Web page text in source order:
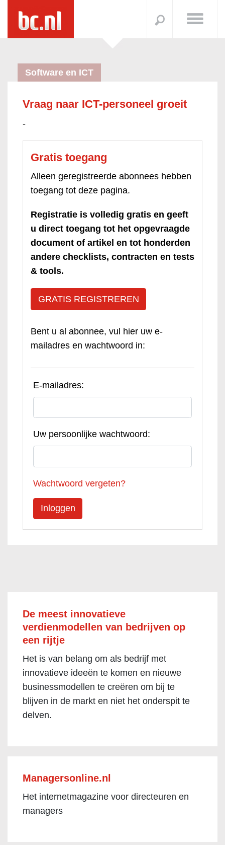
Software en ICT
Vraag naar ICT-personeel groeit
-
Gratis toegang
Alleen geregistreerde abonnees hebben
toegang tot deze pagina.
Registratie is volledig gratis en geeft
u direct toegang tot het opgevraagde
document of artikel en tot honderden
andere checklists, contracten en tests
& tools.
GRATIS REGISTREREN
Bent u al abonnee, vul hier uw e-
mailadres en wachtwoord in:
E-mailadres:
Uw persoonlijke wachtwoord:
Wachtwoord vergeten?
De meest innovatieve
verdienmodellen van bedrijven op
een rijtje
Het is van belang om als bedrijf met
innovatieve ideeën te komen en nieuwe
businessmodellen te creëren om bij te
blijven in de markt en niet het onderspit te
delven.
Managersonline.nl
Het internetmagazine voor directeuren en
managers